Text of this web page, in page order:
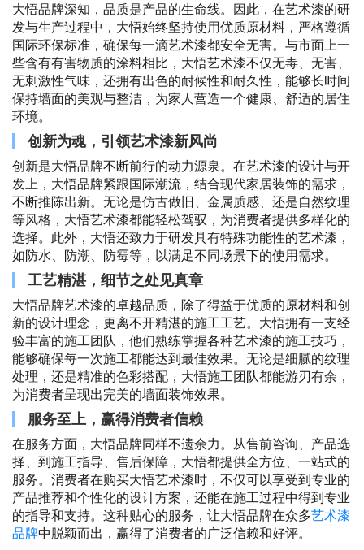
大悟品牌深知，品质是产品的生命线。因此，在艺术漆的研
发与生产过程中，大悟始终坚持使用优质原材料，严格遵循
国际环保标准，确保每一滴艺术漆都安全无害。与市面上一
些含有有害物质的涂料相比，大悟艺术漆不仅无毒、无害、
无刺激性气味，还拥有出色的耐候性和耐久性，能够长时间
保持墙面的美观与整洁，为家人营造一个健康、舒适的居住
环境。
创新为魂，引领艺术漆新风尚
创新是大悟品牌不断前行的动力源泉。在艺术漆的设计与开
发上，大悟品牌紧跟国际潮流，结合现代家居装饰的需求，
不断推陈出新。无论是仿古做旧、金属质感、还是自然纹理
等风格，大悟艺术漆都能轻松驾驭，为消费者提供多样化的
选择。此外，大悟还致力于研发具有特殊功能性的艺术漆，
如防水、防潮、防霉等，以满足不同场景下的使用需求。
工艺精湛，细节之处见真章
大悟品牌艺术漆的卓越品质，除了得益于优质的原材料和创
新的设计理念，更离不开精湛的施工工艺。大悟拥有一支经
验丰富的施工团队，他们熟练掌握各种艺术漆的施工技巧，
能够确保每一次施工都能达到最佳效果。无论是细腻的纹理
处理，还是精准的色彩搭配，大悟施工团队都能游刃有余，
为消费者呈现出完美的墙面装饰效果。
服务至上，赢得消费者信赖
在服务方面，大悟品牌同样不遗余力。从售前咨询、产品选
择、到施工指导、售后保障，大悟都提供全方位、一站式的
服务。消费者在购买大悟艺术漆时，不仅可以享受到专业的
产品推荐和个性化的设计方案，还能在施工过程中得到专业
的指导和支持。这种贴心的服务，让大悟品牌在众多艺术漆
品牌中脱颖而出，赢得了消费者的广泛信赖和好评。